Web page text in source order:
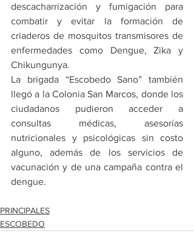
descacharrización y fumigación para
combatir y evitar la formación de
criaderos de mosquitos transmisores de
enfermedades como Dengue, Zika y
Chikungunya.
La brigada “Escobedo Sano” también
llegó a la Colonia San Marcos, donde los
ciudadanos pudieron acceder a
consultas médicas, asesorías
nutricionales y psicológicas sin costo
alguno, además de los servicios de
vacunación y de una campaña contra el
dengue.
PRINCIPALES
ESCOBEDO